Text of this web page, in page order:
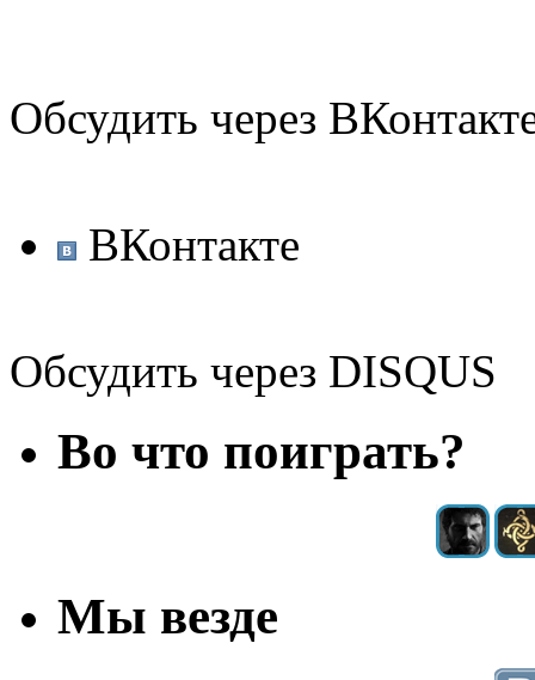
Обсудить через
ВКонтакте
Обсудить через DISQUS
Во что поиграть?
Мы везде